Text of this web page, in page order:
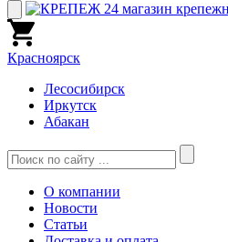
Красноярск
Лесосибирск
Иркутск
Абакан
О компании
Новости
Статьи